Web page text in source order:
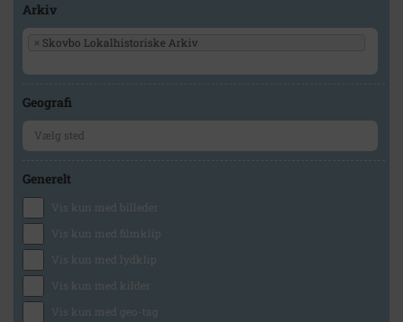
Arkiv
× Skovbo Lokalhistoriske Arkiv
Geografi
Generelt
Vis kun med billeder
Vis kun med filmklip
Vis kun med lydklip
Vis kun med kilder
Vis kun med geo-tag